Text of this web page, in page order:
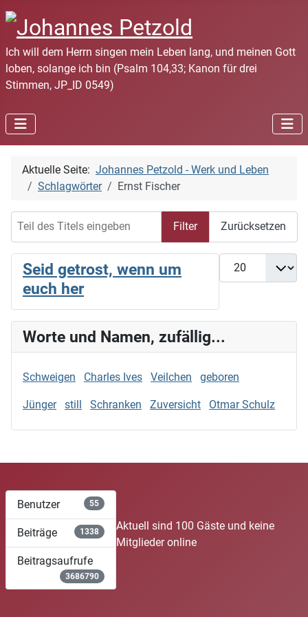
Ich will dem Herrn singen mein Leben lang, und meinen Gott
loben, solange ich bin (Psalm 104,33; Kanon für drei
Stimmen, JP_ID 0549)
Aktuelle Seite: Johannes Petzold - Werk und Leben
Schlagwörter
Ernst Fischer
Filter Zurücksetzen
Anzeige #
Seid getrost, wenn um
euch her
Worte und Namen, zufällig...
Schweigen Charles Ives Veilchen geboren
Jünger still Schranken Zuversicht Otmar Schulz
Benutzer 55
Beiträge 1338
Beitragsaufrufe
3686790
Aktuell sind 100 Gäste und keine
Mitglieder online